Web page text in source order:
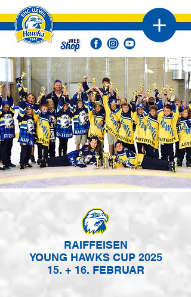
RAIFFEISEN
YOUNG HAWKS CUP 2025
15. + 16. FEBRUAR